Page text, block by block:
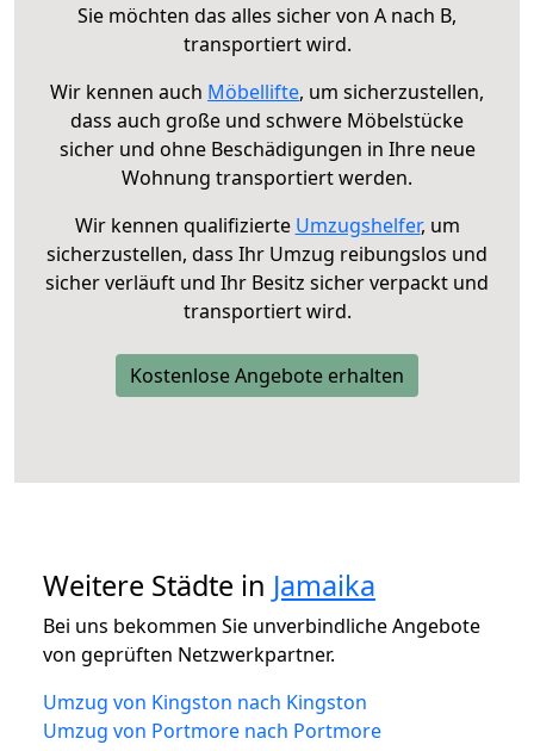
Sie möchten das alles sicher von A nach B,
transportiert wird.
Wir kennen auch Möbellifte, um sicherzustellen,
dass auch große und schwere Möbelstücke
sicher und ohne Beschädigungen in Ihre neue
Wohnung transportiert werden.
Wir kennen qualifizierte Umzugshelfer, um
sicherzustellen, dass Ihr Umzug reibungslos und
sicher verläuft und Ihr Besitz sicher verpackt und
transportiert wird.
Kostenlose Angebote erhalten
Weitere Städte in Jamaika
Bei uns bekommen Sie unverbindliche Angebote
von geprüften Netzwerkpartner.
Umzug von Kingston nach Kingston
Umzug von Portmore nach Portmore